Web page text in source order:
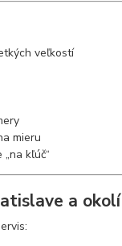
veľkostí
mieru
kľúč“
a okolí